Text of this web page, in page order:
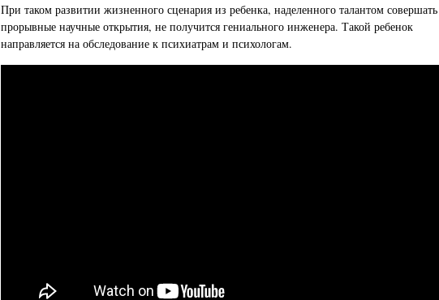
При таком развитии жизненного сценария из ребенка, наделенного талантом совершать
прорывные научные открытия, не получится гениального инженера. Такой ребенок
направляется на обследование к психиатрам и психологам.